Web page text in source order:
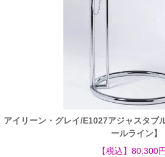
アイリーン・グレイ/E1027アジャスタブ
ールライン】
【税込】80,300